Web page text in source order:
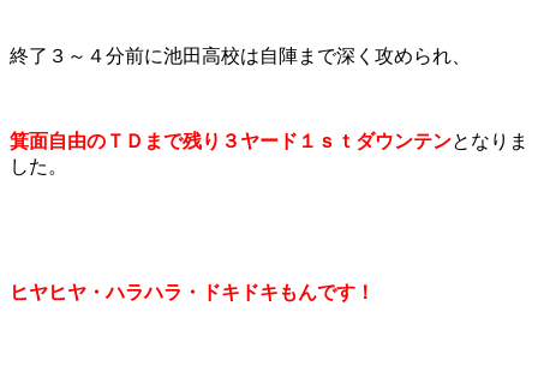
終了３～４分前に池田高校は自陣まで深く攻められ、
箕面自由のＴＤまで残り３ヤード１ｓｔダウンテンとなりま
した。
ヒヤヒヤ・ハラハラ・ドキドキもんです！